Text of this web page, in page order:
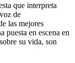
que interpreta
de
las mejores
puesta en escena en
su vida, son